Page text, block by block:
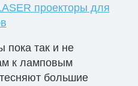
проекторы для
пока так и не
к ламповым
большие